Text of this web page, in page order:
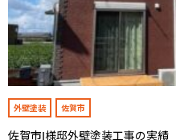
外壁塗装 佐賀市
佐賀市Ⅰ様邸外壁塗装工事の実績